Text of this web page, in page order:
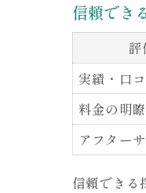
信頼でき
評
実績・口
料金の明
アフター
信頼できる